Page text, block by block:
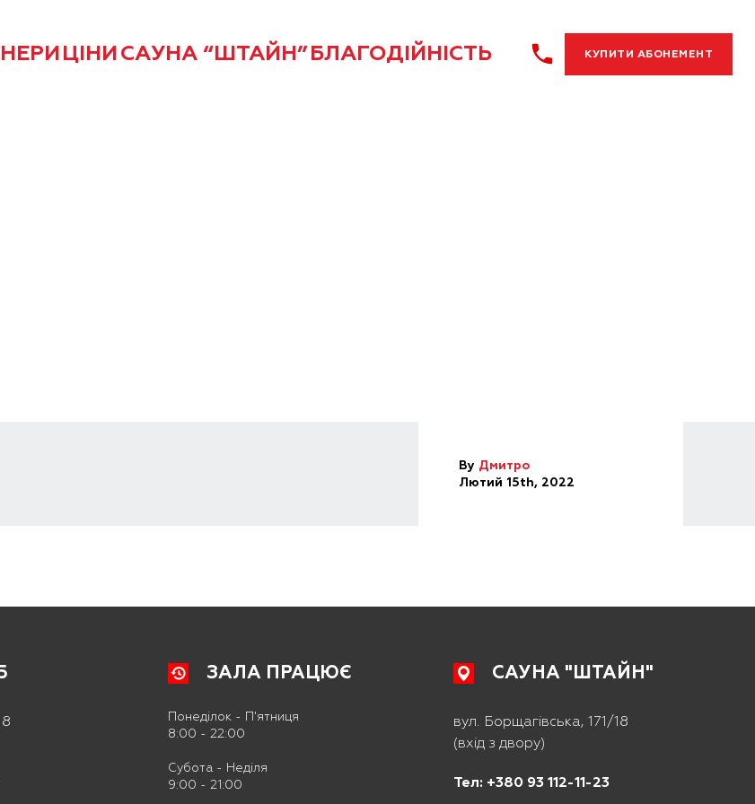
ЦІНИСАУНА “ШТАЙН”БЛАГОДІЙНІСТЬ КУПИТИ АБОНЕМЕНТ
By Дмитро
Лютий 15th, 2022
ЗАЛА ПРАЦЮЄ
Понеділок - П'ятниця
8:00 - 22:00
Субота - Неділя
9:00 - 21:00
САУНА "ШТАЙН"
вул. Борщагівська, 171/18
(вхід з двору)
Тел: +380 93 112-11-23